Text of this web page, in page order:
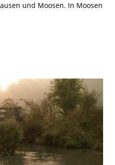
und Moosen. In Moosen